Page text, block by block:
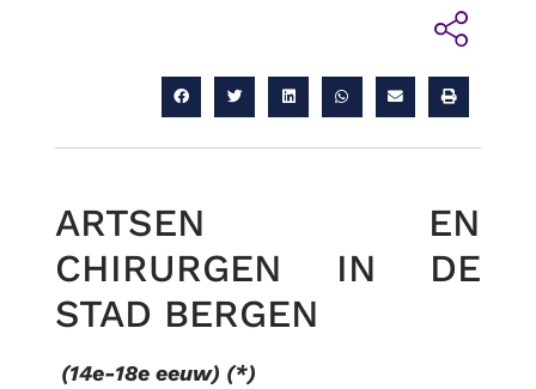
ARTSEN EN
CHIRURGEN IN DE
STAD BERGEN
(14e-18e eeuw) (*)